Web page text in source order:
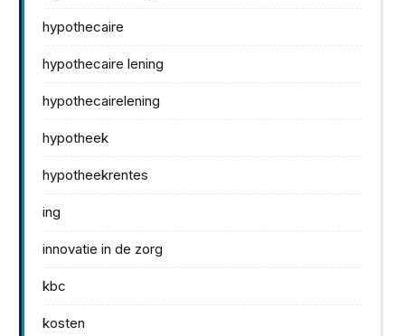
hypothecaire
hypothecaire lening
hypothecairelening
hypotheek
hypotheekrentes
ing
innovatie in de zorg
kbc
kosten